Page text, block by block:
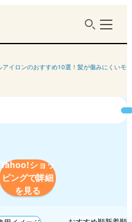
アイロンのおすすめ10選！髪が傷みにくいモ
Yahoo!ショッ
ピングで詳細
を見る